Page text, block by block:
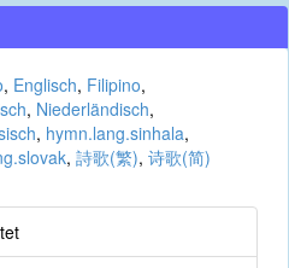
, Englisch, Filipino,
, Niederländisch,
, hymn.lang.sinhala,
, 詩歌(繁), 诗歌(简)